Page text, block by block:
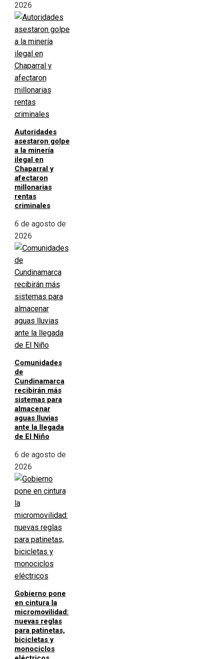
2026
Autoridades
asestaron golpe
a la minería
ilegal en
Chaparral y
afectaron
millonarias
rentas
criminales
6 de agosto de
2026
Comunidades
de
Cundinamarca
recibirán más
sistemas para
almacenar
aguas lluvias
ante la llegada
de El Niño
6 de agosto de
2026
Gobierno pone
en cintura la
micromovilidad:
nuevas reglas
para patinetas,
bicicletas y
monociclos